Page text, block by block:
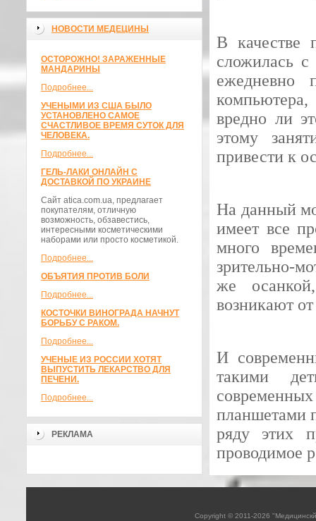
НОВОСТИ МЕДЕЦИНЫ
ОСТОРОЖНО! ЗАРАЖЕННЫЕ
МАНДАРИНЫ
Подробнее...
УЧЕНЫМИ ИЗ США БЫЛО
УСТАНОВЛЕНО САМОЕ
СЧАСТЛИВОЕ ВРЕМЯ СУТОК ДЛЯ
ЧЕЛОВЕКА.
Подробнее...
ГЕЛЬ-ЛАКИ ОНЛАЙН С
ДОСТАВКОЙ ПО УКРАИНЕ
Сайт atica.com.ua, предлагает
покупателям, отличную
возможность, обзавестись,
интересными косметическими
наборами или просто косметикой.
Подробнее...
ОБЪЯТИЯ ПРОТИВ БОЛИ
Подробнее...
КОСТОЧКИ ВИНОГРАДА НАЧНУТ
БОРЬБУ С РАКОМ.
Подробнее...
УЧЕНЫЕ ИЗ РОССИИ ХОТЯТ
ВЫПУСТИТЬ ЛЕКАРСТВО ДЛЯ
ПЕЧЕНИ.
Подробнее...
РЕКЛАМА
В качестве
сложилась
ежедневно
вредно ли
этому
привести к
На данный
имеет все
много
зрительно-
же
возникают
И
такими
планшетами
ряду этих
проводимое
Copyright © 2011-2026